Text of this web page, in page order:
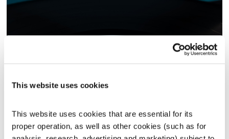
This website uses cookies
This website uses cookies that are essential for its
proper operation, as well as other cookies (such as for
פה זה טוב – 25.2.26 – חפירה ישראלית
פה זה טוב
לירון תאני